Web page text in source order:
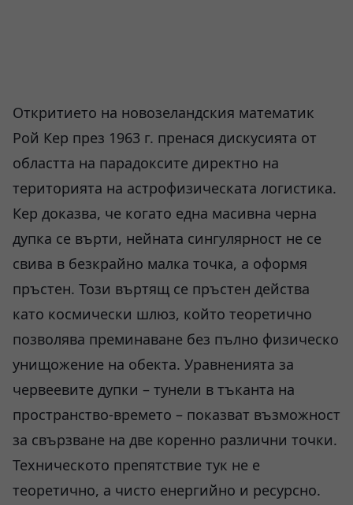
Откритието на новозеландския математик
Рой Кер през 1963 г. пренася дискусията от
областта на парадоксите директно на
територията на астрофизическата логистика.
Кер доказва, че когато една масивна черна
дупка се върти, нейната сингулярност не се
свива в безкрайно малка точка, а оформя
пръстен. Този въртящ се пръстен действа
като космически шлюз, който теоретично
позволява преминаване без пълно физическо
унищожение на обекта. Уравненията за
червеевите дупки – тунели в тъканта на
пространство-времето – показват възможност
за свързване на две коренно различни точки.
Техническото препятствие тук не е
теоретично, а чисто енергийно и ресурсно.